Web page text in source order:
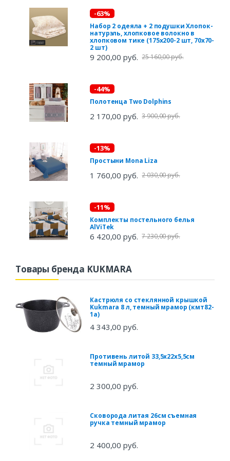
-63%
Набор 2 одеяла + 2 подушки Хлопок-
натурэль, хлопковое волокно в
хлопковом тике (175х200-2 шт, 70х70-
2 шт)
9 200,00 руб. 25 160,00 руб.
-44%
Полотенца Two Dolphins
2 170,00 руб. 3 900,00 руб.
-13%
Простыни Mona Liza
1 760,00 руб. 2 030,00 руб.
-11%
Комплекты постельного белья
AlViTek
6 420,00 руб. 7 230,00 руб.
Товары бренда KUKMARA
Кастрюля со стеклянной крышкой
Kukmara 8 л, темный мрамор (кмт82-
1а)
4 343,00 руб.
Противень литой 33,5х22х5,5см
темный мрамор
2 300,00 руб.
Сковорода литая 26см съемная
ручка темный мрамор
2 400,00 руб.